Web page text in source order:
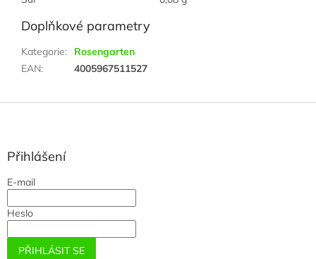
Doplňkové parametry
Kategorie:
Rosengarten
EAN: 4005967511527
Z
Přihlášení
E-mail
Heslo
PŘIHLÁSIT SE